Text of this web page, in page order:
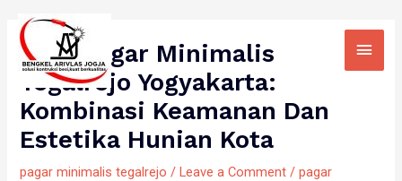
content
Jasa Pagar Minimalis
Tegalrejo Yogyakarta:
Kombinasi Keamanan Dan
Estetika Hunian Kota
pagar minimalis tegalrejo /Leave a Comment /pagar